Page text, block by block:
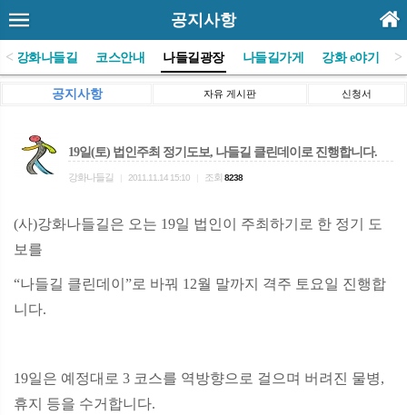
공지사항
<)강화나들길 코스안내 나들길광장 나들길가게 강화 e야기 >
공지사항 자유 게시판 신청서
19일(토) 법인주최 정기도보, 나들길 클린데이로 진행합니다.
강화나들길 2011.11.14 15:10 조회 8238
(사)강화나들길은 오는 19일 법인이 주최하기로 한 정기 도
보를
“나들길 클린데이”로 바꿔 12월 말까지 격주 토요일 진행합
니다.
19일은 예정대로 3 코스를 역방향으로 걸으며 버려진 물병,
휴지 등을 수거합니다.